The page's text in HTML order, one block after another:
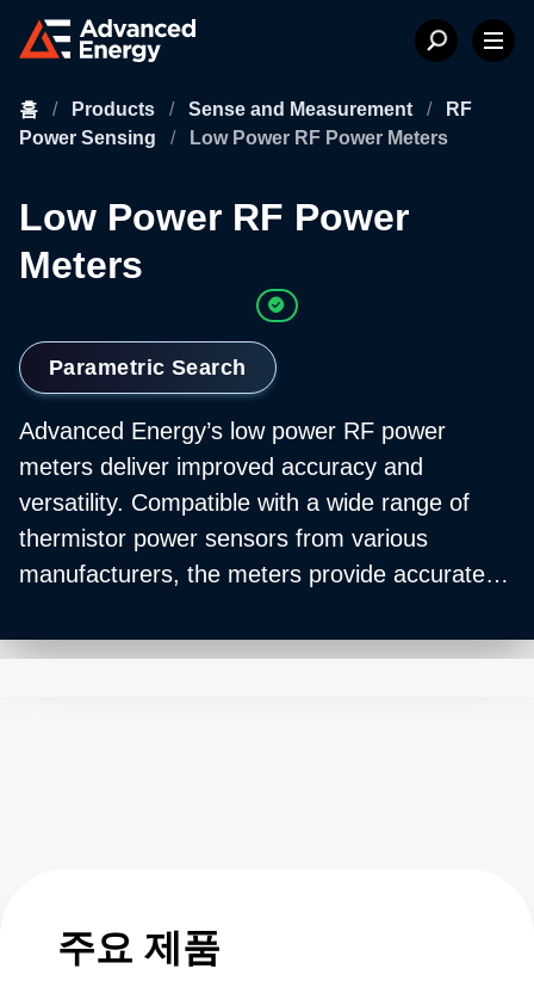
홈 / Products / Sense and Measurement /
RF
Power Sensing
/ Low Power RF Power Meters
Low Power RF Power
Meters
Parametric Search
Advanced Energy’s low power RF power
meters deliver improved accuracy and
versatility. Compatible with a wide range of
thermistor power sensors from various
manufacturers, the meters provide accurate
balancing at 100 and 200 ohms, heater control
주요 제품